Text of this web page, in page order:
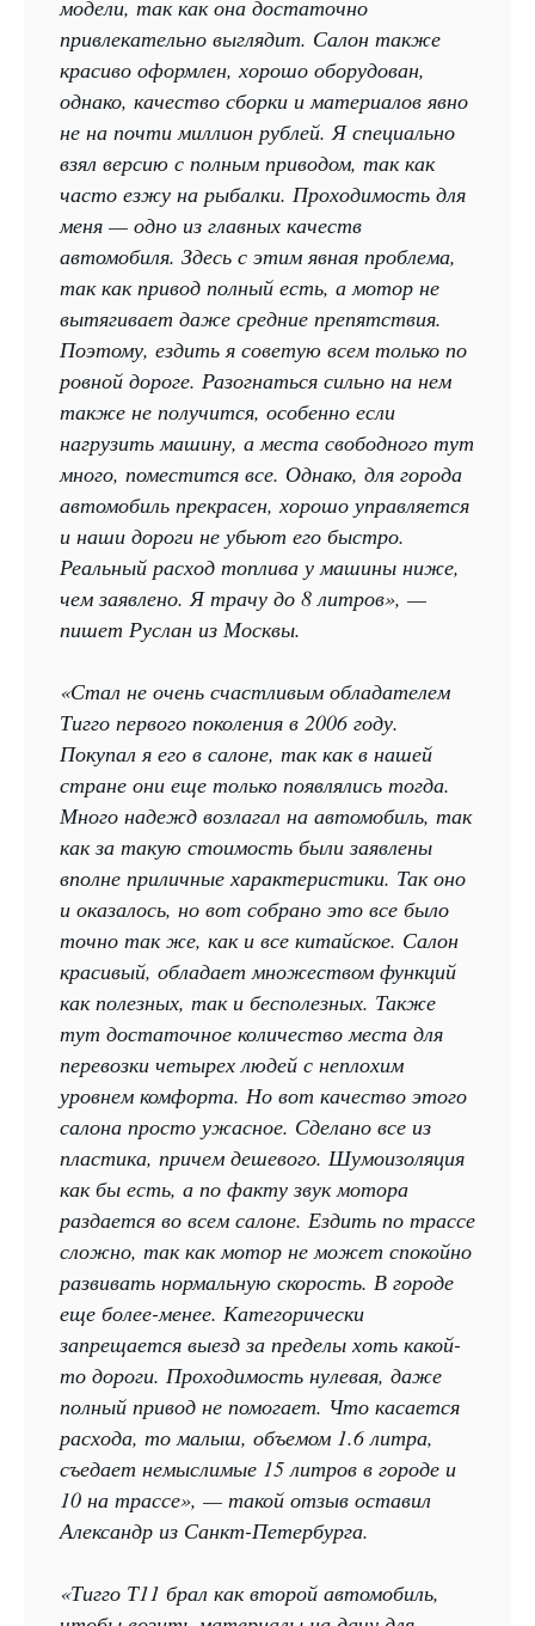
модели, так как она достаточно
привлекательно выглядит. Салон также
красиво оформлен, хорошо оборудован,
однако, качество сборки и материалов явно
не на почти миллион рублей. Я специально
взял версию с полным приводом, так как
часто езжу на рыбалки. Проходимость для
меня — одно из главных качеств
автомобиля. Здесь с этим явная проблема,
так как привод полный есть, а мотор не
вытягивает даже средние препятствия.
Поэтому, ездить я советую всем только по
ровной дороге. Разогнаться сильно на нем
также не получится, особенно если
нагрузить машину, а места свободного тут
много, поместится все. Однако, для города
автомобиль прекрасен, хорошо управляется
и наши дороги не убьют его быстро.
Реальный расход топлива у машины ниже,
чем заявлено. Я трачу до 8 литров», —
пишет Руслан из Москвы.
«Стал не очень счастливым обладателем
Тигго первого поколения в 2006 году.
Покупал я его в салоне, так как в нашей
стране они еще только появлялись тогда.
Много надежд возлагал на автомобиль, так
как за такую стоимость были заявлены
вполне приличные характеристики. Так оно
и оказалось, но вот собрано это все было
точно так же, как и все китайское. Салон
красивый, обладает множеством функций
как полезных, так и бесполезных. Также
тут достаточное количество места для
перевозки четырех людей с неплохим
уровнем комфорта. Но вот качество этого
салона просто ужасное. Сделано все из
пластика, причем дешевого. Шумоизоляция
как бы есть, а по факту звук мотора
раздается во всем салоне. Ездить по трассе
сложно, так как мотор не может спокойно
развивать нормальную скорость. В городе
еще более-менее. Категорически
запрещается выезд за пределы хоть какой-
то дороги. Проходимость нулевая, даже
полный привод не помогает. Что касается
расхода, то малыш, объемом 1.6 литра,
съедает немыслимые 15 литров в городе и
10 на трассе», — такой отзыв оставил
Александр из Санкт-Петербурга.
«Тигго Т11 брал как второй автомобиль,